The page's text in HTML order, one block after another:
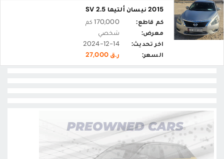
2015 نيسان ألتيما 2.5 SV
كم قاطع:
170,000 كم
معرض:
شخصي
اخر تحديث:
2024-12-14
السعر:
ر.ق 27,000